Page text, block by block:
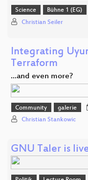
Science Bühne 1 (EG)
Christian Seiler
Integrating
Terraform
...and even more?
Community galerie
Christian Stankowic
GNU Taler is